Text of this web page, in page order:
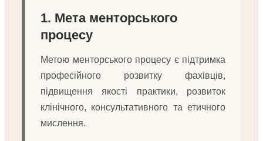
1. Мета менторського
процесу
Метою менторського процесу є підтримка
професійного розвитку фахівців,
підвищення якості практики, розвиток
клінічного, консультативного та етичного
мислення.